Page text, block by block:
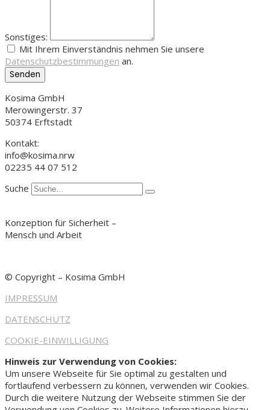
Sonstiges:
Mit Ihrem Einverständnis nehmen Sie unsere
Datenschutzbestimmungen an.
Senden
Kosima GmbH
Merowingerstr. 37
50374 Erftstadt
Kontakt:
info@kosima.nrw
02235 44 07 512
Suche
Konzeption für Sicherheit –
Mensch und Arbeit
© Copyright – Kosima GmbH
IMPRESSUM
DATENSCHUTZ
COOKIE-EINWILLIGUNG
Hinweis zur Verwendung von Cookies:
Um unsere Webseite für Sie optimal zu gestalten und
fortlaufend verbessern zu können, verwenden wir Cookies.
Durch die weitere Nutzung der Webseite stimmen Sie der